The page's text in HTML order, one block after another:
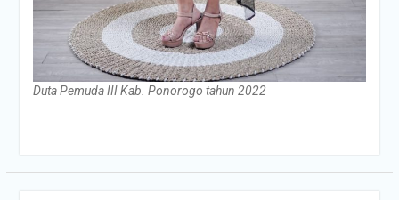
Duta Pemuda III Kab. Ponorogo tahun 2022